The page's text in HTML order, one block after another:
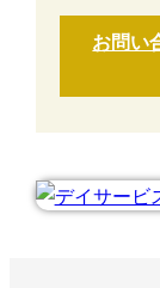
お問い